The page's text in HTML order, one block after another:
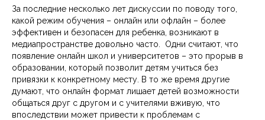
За последние несколько лет дискуссии по поводу того,
какой режим обучения – онлайн или офлайн – более
эффективен и безопасен для ребенка, возникают в
медиапространстве довольно часто. Одни считают, что
появление онлайн школ и университетов – это прорыв в
образовании, который позволит детям учиться без
привязки к конкретному месту. В то же время другие
думают, что онлайн формат лишает детей возможности
общаться друг с другом и с учителями вживую, что
впоследствии может привести к проблемам с